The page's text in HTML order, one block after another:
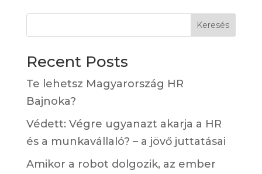
Keresés
Recent Posts
Te lehetsz Magyarország HR
Bajnoka?
Védett: Végre ugyanazt akarja a HR
és a munkavállaló? – a jövő juttatásai
Amikor a robot dolgozik, az ember